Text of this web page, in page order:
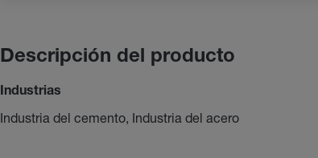
Descripción del producto
Industrias
Industria del cemento, Industria del acero